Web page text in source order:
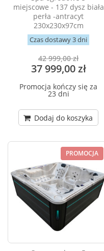
miejscowe - 137 dysz biała
perła -antracyt
230x230x97cm
Czas dostawy 3 dni
42 999,00 zł
37 999,00 zł
Promocja kończy się za
23 dni
Dodaj do koszyka
PROMOCJA